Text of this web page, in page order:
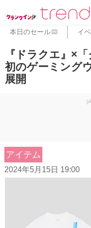
本日のセール PR イ
『ドラクエ』×
初のゲーミング
展開
アイテム
2024年5月15日 19:00